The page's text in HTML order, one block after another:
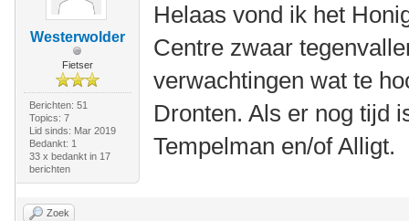
Westerwolder
Fietser
Berichten: 51
Topics: 7
Lid sinds: Mar 2019
Bedankt: 1
33 x bedankt in 17
berichten
Helaas vond ik het
Centre zwaar
verwachtingen wat te
Dronten. Als er nog tijd
Tempelman en/of Alligt.
Zoek